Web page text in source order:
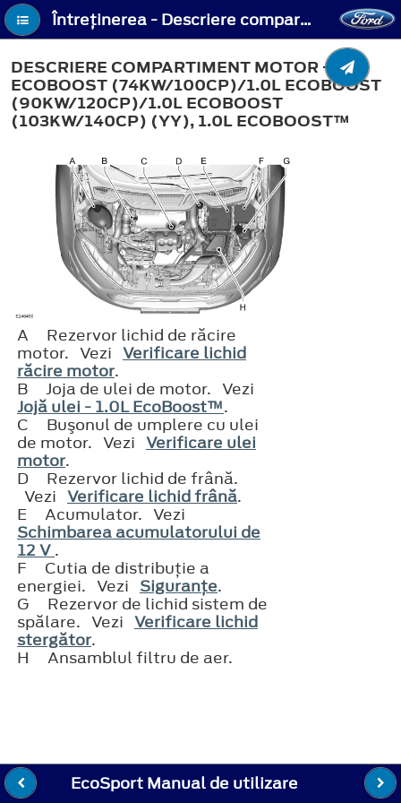
Întreţinerea - Descriere compartiment motor - 1.0L EcoBoost (74kW/100CP)/1.0L EcoBoost (90kW/120CP)/1.0L EcoBoost (103kW/140CP) (YY), 1.0L EcoBoost™
DESCRIERE COMPARTIMENT MOTOR - 1.0L
ECOBOOST (74KW/100CP)/1.0L ECOBOOST
(90KW/120CP)/1.0L ECOBOOST
(103KW/140CP) (YY), 1.0L ECOBOOST™
A
Rezervor lichid de răcire
motor. Vezi Verificare lichid
răcire motor.
B
Joja de ulei de motor. Vezi
Jojă ulei - 1.0L EcoBoost™.
C
Buşonul de umplere cu ulei
de motor. Vezi Verificare ulei
motor.
D
Rezervor lichid de frână.
Vezi Verificare lichid frână.
E
Acumulator. Vezi
Schimbarea acumulatorului de
12 V .
F
Cutia de distribuţie a
energiei. Vezi Siguranţe.
G
Rezervor de lichid sistem de
spălare. Vezi Verificare lichid
stergător.
H
Ansamblul filtru de aer.
EcoSport Manual de utilizare